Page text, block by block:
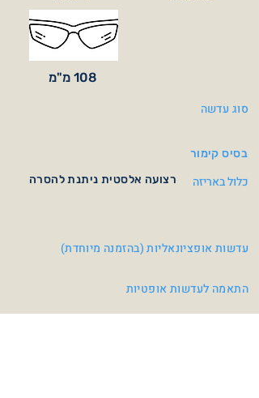
108 מ"מ
סוג עדשה
בסיס קימור
רצועה אלסטית ניתנת להסרה
כלול באריזה
עדשות אופציונאליות (בהזמנה מיוחדת)
התאמה לעדשות אופטיות